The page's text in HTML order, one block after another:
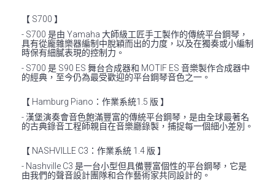
【 S700 】
- S700 是由 Yamaha 大師級工匠手工製作的傳統平台鋼琴，
具有從龐雜樂器編制中脫穎而出的力度，以及在獨奏或小編制
時保有細膩表現的控制力。
- S700 是 S90 ES 舞台合成器和 MOTIF ES 音樂製作合成器中
的經典，至今仍為最受歡迎的平台鋼琴音色之一。
【 Hamburg Piano：作業系統1.5 版 】
- 漢堡演奏會音色飽滿豐富的傳統平台鋼琴，是由全球最著名
的古典錄音工程師親自在音樂廳錄製，捕捉每一個細小差別。
【 NASHVILLE C3：作業系統 1.4 版 】
- Nashville C3 是一台小型但具備豐富個性的平台鋼琴，它是
由我們的聲音設計團隊和合作藝術家共同設計的。